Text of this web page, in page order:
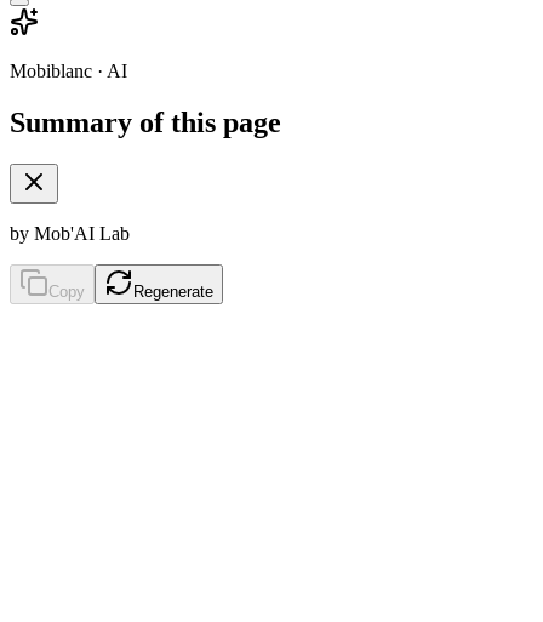
Mobiblanc · AI
Summary of this page
by Mob'AI Lab
Copy Regenerate